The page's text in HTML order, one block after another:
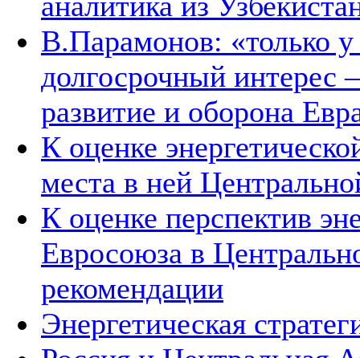
В.Парамонов: «только
долгосрочный интерес
развитие и оборона
К оценке
места в ней
К оценке перспектив
Евросоюза в
рекомендации
Энергетическая